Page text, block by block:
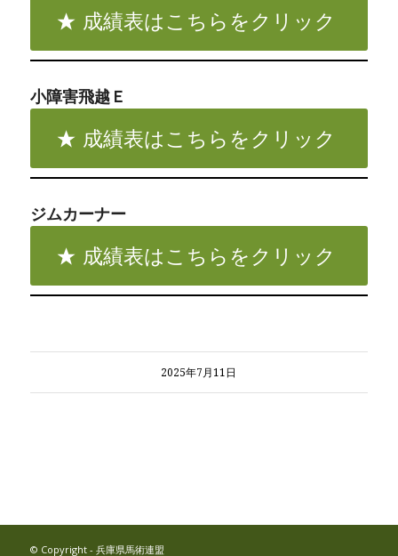
成績表はこちらをクリック
小障害飛越Ｅ
成績表はこちらをクリック
ジムカーナー
成績表はこちらをクリック
2025年7月11日
© Copyright - 兵庫県馬術連盟